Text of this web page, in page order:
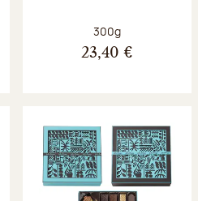
Poids net :
300g
23,40 €